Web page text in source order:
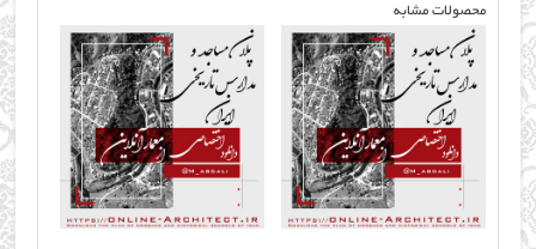
محصولات مشابه